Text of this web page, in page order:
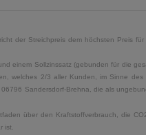
der Streichpreis dem höchsten Preis
einem Sollzinssatz (gebunden für die
welches 2/3 aller Kunden, im Sinne
Sandersdorf-Brehna, die als
über den Kraftstoffverbrauch, die
ist.